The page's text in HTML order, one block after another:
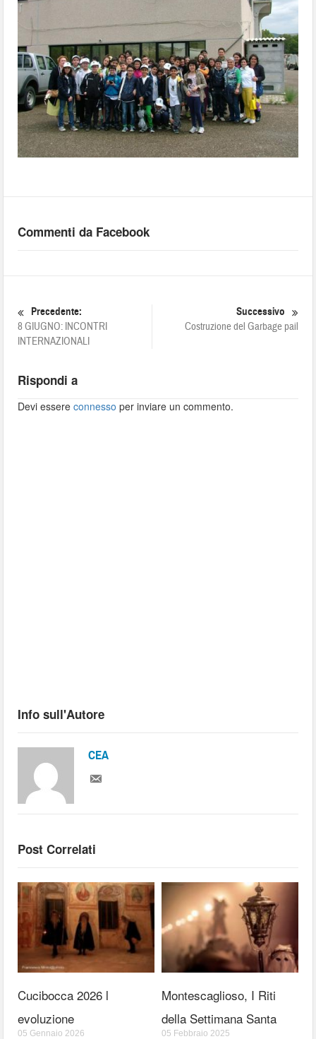
Commenti da Facebook
Precedente:
8 GIUGNO: INCONTRI
INTERNAZIONALI
Successivo
Costruzione del Garbage pail
Rispondi a
Devi essereconnesso per inviare un commento.
Info sull'Autore
CEA
Post Correlati
Cucibocca 2026 l
evoluzione
05 Gennaio 2026
Montescaglioso, I Riti
della Settimana Santa
05 Febbraio 2025